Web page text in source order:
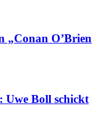
„Conan O’Brien
Uwe Boll schickt